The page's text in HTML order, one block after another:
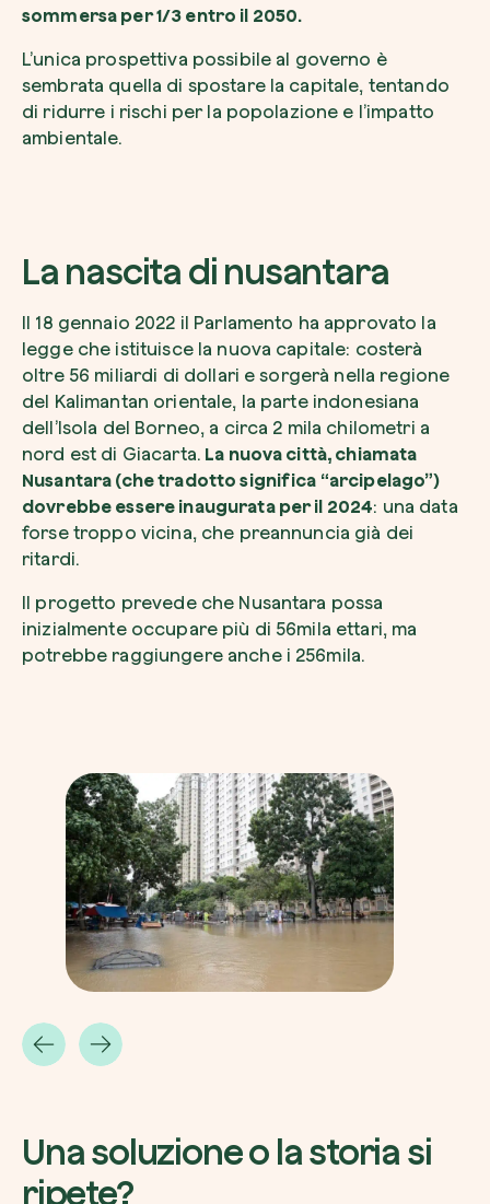
sommersa per 1/3 entro il 2050.
L’unica prospettiva possibile al governo è
sembrata quella di spostare la capitale, tentando
di ridurre i rischi per la popolazione e l’impatto
ambientale.
La nascita di nusantara
Il 18 gennaio 2022 il Parlamento ha approvato la
legge che istituisce la nuova capitale: costerà
oltre 56 miliardi di dollari e sorgerà nella regione
del Kalimantan orientale, la parte indonesiana
dell’Isola del Borneo, a circa 2 mila chilometri a
nord est di Giacarta. La nuova città, chiamata
Nusantara (che tradotto significa “arcipelago”)
dovrebbe essere inaugurata per il 2024: una data
forse troppo vicina, che preannuncia già dei
ritardi.
Il progetto prevede che Nusantara possa
inizialmente occupare più di 56mila ettari, ma
potrebbe raggiungere anche i 256mila.
Una soluzione o la storia si
ripete?